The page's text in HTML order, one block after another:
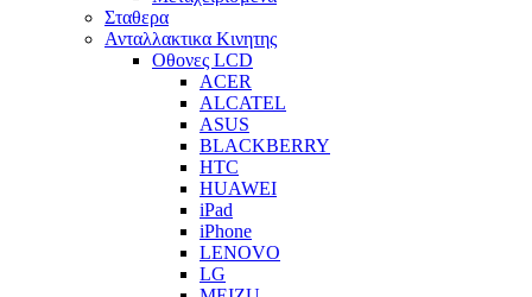
Σταθερα
Ανταλλακτικα Κινητης
Οθονες LCD
ACER
ALCATEL
ASUS
BLACKBERRY
HTC
HUAWEI
iPad
iPhone
LENOVO
LG